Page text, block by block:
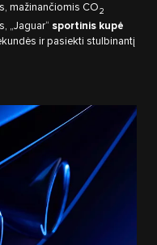
mažinančiomis CO2
„Jaguar“ sportinis kupė
ir pasiekti stulbinantį